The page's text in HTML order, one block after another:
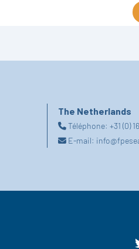
The Netherlands
Téléphone:+31 (0)
E-mail: